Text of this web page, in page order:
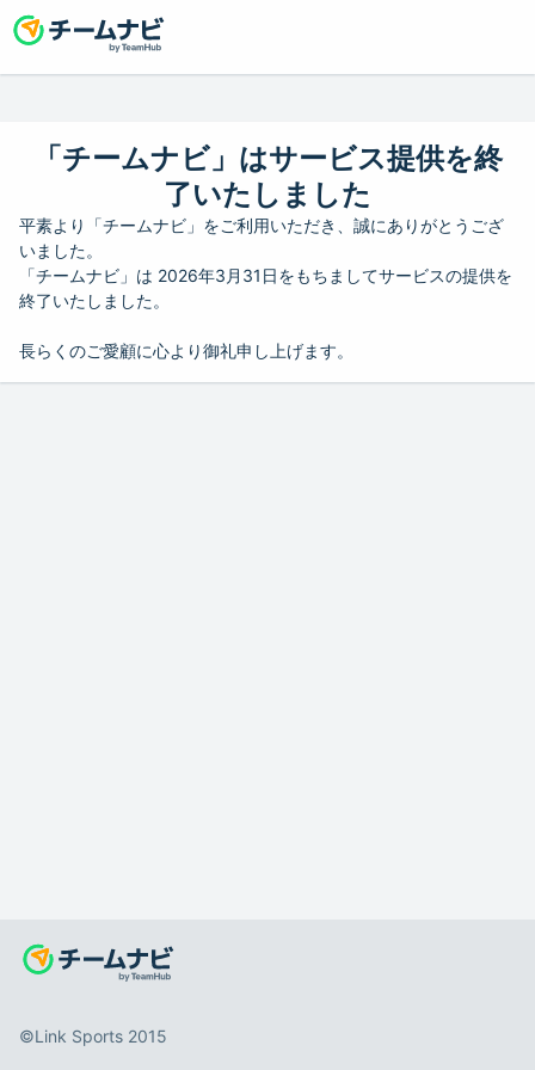
「チームナビ」はサービス提供を終
了いたしました
平素より「チームナビ」をご利用いただき、誠にありがとうござ
いました。
「チームナビ」は 2026年3月31日をもちましてサービスの提供を
終了いたしました。
長らくのご愛顧に心より御礼申し上げます。
©️Link Sports 2015